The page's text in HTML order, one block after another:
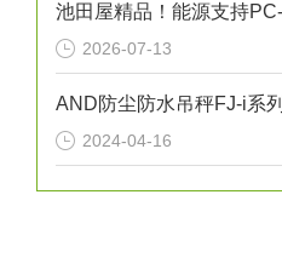
2026-07-13
AND防尘防水吊秤FJ-i系列
2024-04-16